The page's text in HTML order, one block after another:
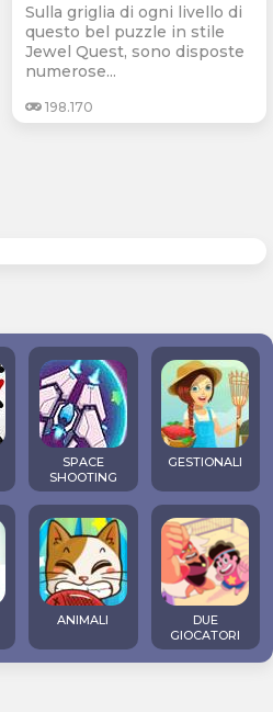
Sulla griglia di ogni livello di
questo bel puzzle in stile
Jewel Quest, sono disposte
numerose...
198.170
SPACE
SHOOTING
GESTIONALI
ANIMALI
DUE
GIOCATORI